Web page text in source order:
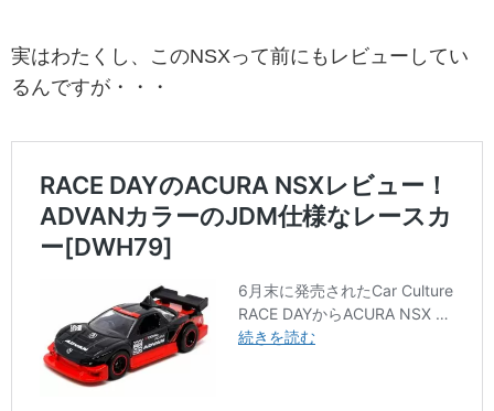
実はわたくし、このNSXって前にもレビューしてい
るんですが・・・